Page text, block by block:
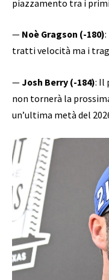
piazzamento tra i
— Noè Gragson (-180)
tratti velocità ma i
— Josh Berry (-184): Il
non tornerà la
un’ultima metà del